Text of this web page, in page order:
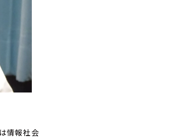
情報社会